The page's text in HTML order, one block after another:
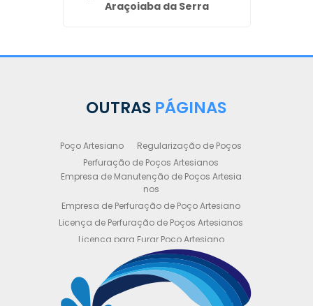
Araçoiaba da Serra
OUTRAS PÁGINAS
Poço Artesiano
Regularização de Poços
Perfuração de Poços Artesianos
Empresa de Manutenção de Poços Artesia
nos
Empresa de Perfuração de Poço Artesiano
Licença de Perfuração de Poços Artesianos
Licença para Furar Poço Artesiano
Licença para Perfuração de Poço Artesiano
Licença para Poço Semi Artesiano
Manutenção de Poço Semi Artesiano
Manutenção Preventiva de Poços Artesiano